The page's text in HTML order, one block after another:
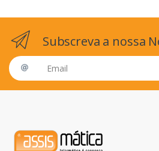
Subscreva a nossa
Email address